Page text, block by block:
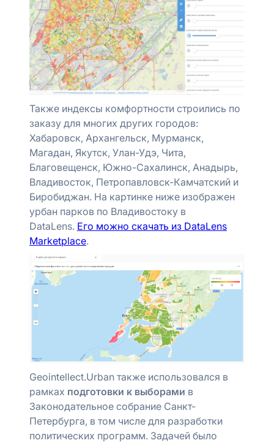
Также индексы комфортности строились по
заказу для многих других городов:
Хабаровск, Архангельск, Мурманск,
Магадан, Якутск, Улан-Удэ, Чита,
Благовещенск, Южно-Сахалинск, Анадырь,
Владивосток, Петропавловск-Камчатский и
Биробиджан. На картинке ниже изображен
урбан парков по Владивостоку в
DataLens. Его можно скачать из DataLens
Marketplace.
Geointellect.Urban также использовался в
рамках подготовки к выборами в
Законодательное собрание Санкт-
Петербурга, в том числе для разработки
политических программ. Задачей было